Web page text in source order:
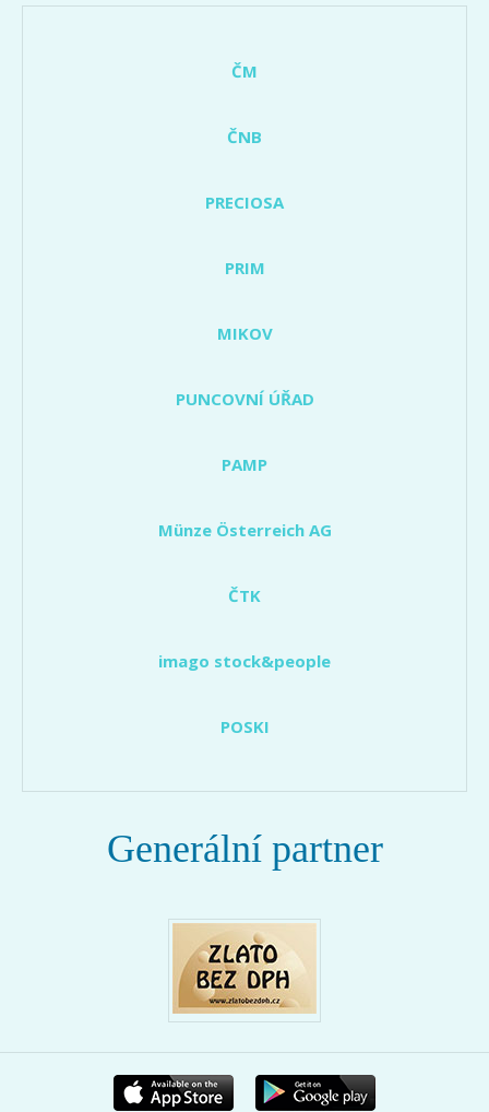
ČM
ČNB
PRECIOSA
PRIM
MIKOV
PUNCOVNÍ ÚŘAD
PAMP
Münze Österreich AG
ČTK
imago stock&people
POSKI
Generální partner